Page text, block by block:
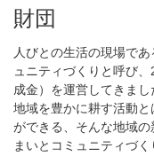
財団
人びとの生活の現場で
ュニティづくりと呼び
成金）を運営してきまし
地域を豊かに耕す活動
ができる、そんな地域
まいとコミュニティづ